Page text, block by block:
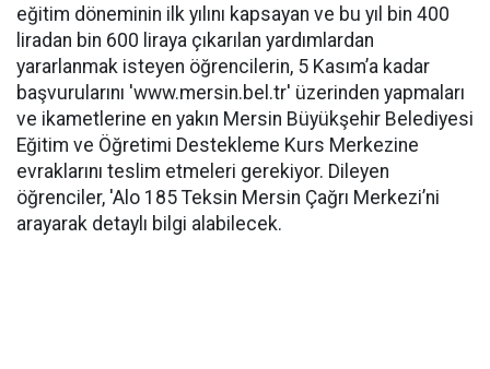
eğitim döneminin ilk yılını kapsayan ve bu yıl bin 400
liradan bin 600 liraya çıkarılan yardımlardan
yararlanmak isteyen öğrencilerin, 5 Kasım’a kadar
başvurularını 'www.mersin.bel.tr' üzerinden yapmaları
ve ikametlerine en yakın Mersin Büyükşehir Belediyesi
Eğitim ve Öğretimi Destekleme Kurs Merkezine
evraklarını teslim etmeleri gerekiyor. Dileyen
öğrenciler, 'Alo 185 Teksin Mersin Çağrı Merkezi’ni
arayarak detaylı bilgi alabilecek.